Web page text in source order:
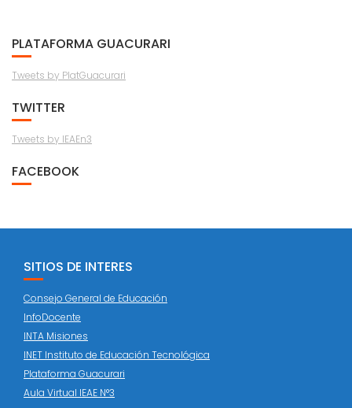
PLATAFORMA GUACURARI
Tweets by PlatGuacurari
TWITTER
Tweets by IEAEn3
FACEBOOK
SITIOS DE INTERES
Consejo General de Educación
InfoDocente
INTA Misiones
INET Instituto de Educación Tecnológica
Plataforma Guacurari
Aula Virtual IEAE N°3